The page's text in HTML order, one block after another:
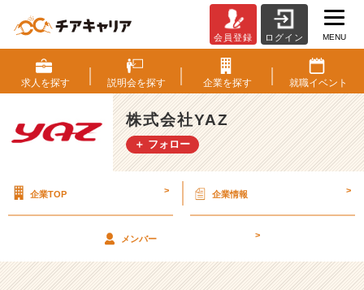
研
修
合
宿
①
～
の
ら
会員登録 ログイン MENU
求人を探す 説明会を探す 企業を探す 就職イベント
株式会社YAZ
＋ フォロー
企業TOP > 企業情報 >
メンバー >